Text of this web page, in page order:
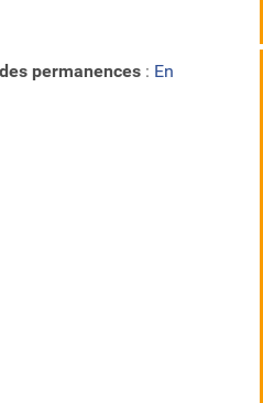
permanences: En